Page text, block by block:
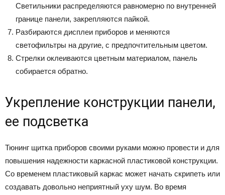
Светильники распределяются равномерно по внутренней
границе панели, закрепляются пайкой.
Разбираются дисплеи приборов и меняются
светофильтры на другие, с предпочтительным цветом.
Стрелки оклеиваются цветным материалом, панель
собирается обратно.
Укрепление конструкции панели,
ее подсветка
Тюнинг щитка приборов своими руками можно провести и для
повышения надежности каркасной пластиковой конструкции.
Со временем пластиковый каркас может начать скрипеть или
создавать довольно неприятный уху шум. Во время